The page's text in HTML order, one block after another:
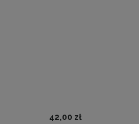
42,00 zł